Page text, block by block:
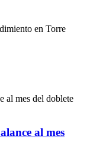
al mes